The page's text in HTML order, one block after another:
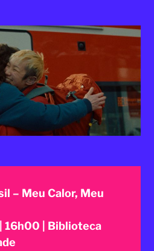
– Meu Calor, Meu
16h00 | Biblioteca